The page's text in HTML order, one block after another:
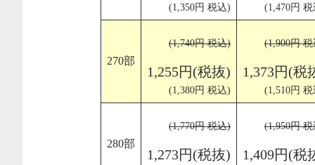
(1,350円 税込) (1,470円
270部
(1,740円 税込)
1,255円(税抜)
(1,380円 税込)
(1,900円
1,373円(税
(1,510円
280部
(1,770円 税込)
1,273円(税抜)
(1,950円
1,409円(税